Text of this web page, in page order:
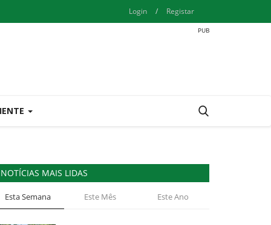
Login / Registar
NOTÍCIAS MAIS LIDAS
Esta Semana Este Mês Este Ano